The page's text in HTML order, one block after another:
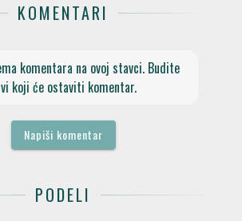
KOMENTARI
komentara na ovoj stavci. Budite
koji će ostaviti komentar.
Napiši komentar
PODELI